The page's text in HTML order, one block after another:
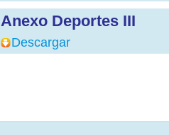
Anexo Deportes III
Descargar